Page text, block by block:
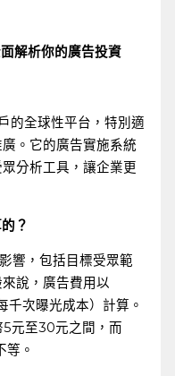
解析你的廣告投資
的全球性平台，特別適
。它的廣告實施系統
分析工具，讓企業更
？
響，包括目標受眾範
說，廣告費用以
千次曝光成本）計算。
元至30元之間，而
。